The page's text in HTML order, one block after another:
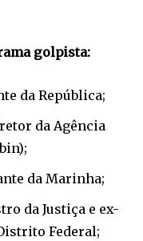
golpista:
da República;
da Agência
da Marinha;
da Justiça e ex-
Federal;